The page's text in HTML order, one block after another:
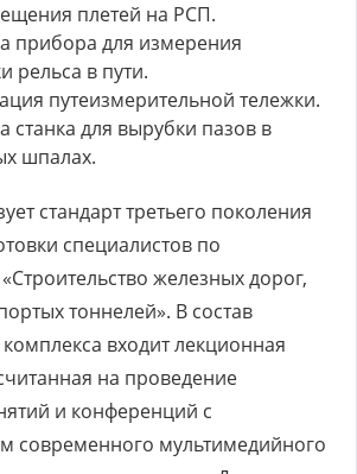
плетей на РСП.
прибора для измерения
рельса в пути.
путеизмерительной тележки.
станка для вырубки пазов в
шпалах.
стандарт третьего поколения
специалистов по
железных дорог,
тоннелей». В состав
входит лекционная
на проведение
и конференций с
современного мультимедийного